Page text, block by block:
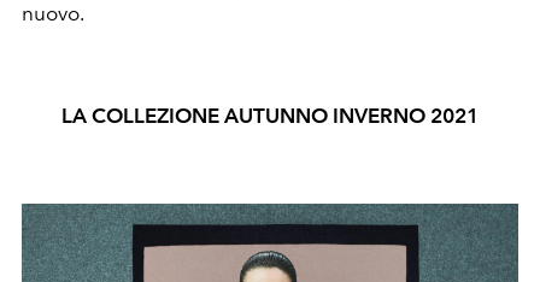
nuovo.
LA COLLEZIONE AUTUNNO INVERNO 2021